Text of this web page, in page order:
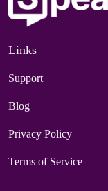
Links
Support
Blog
Privacy Policy
Terms of Service